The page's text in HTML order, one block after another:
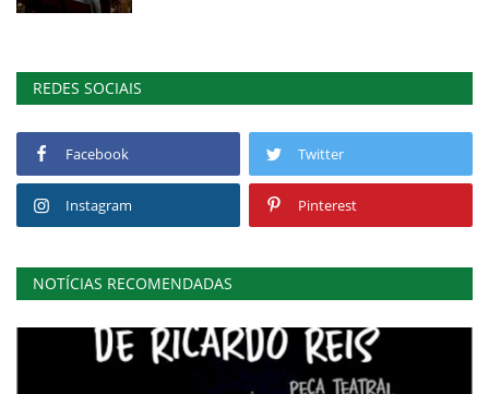
REDES SOCIAIS
Facebook Twitter
Instagram Pinterest
NOTÍCIAS RECOMENDADAS